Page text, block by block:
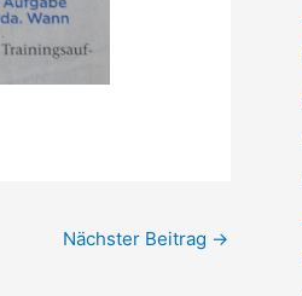
Nächster Beitrag →